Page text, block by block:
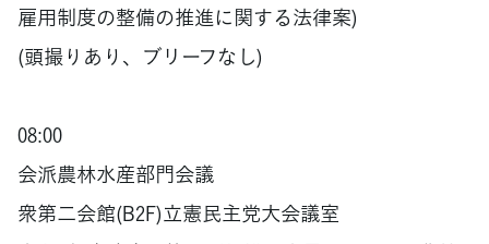
雇用制度の整備の推進に関する法律案)
(頭撮りあり、ブリーフなし)
08:00
会派農林水産部門会議
衆第二会館(B2F)立憲民主党大会議室